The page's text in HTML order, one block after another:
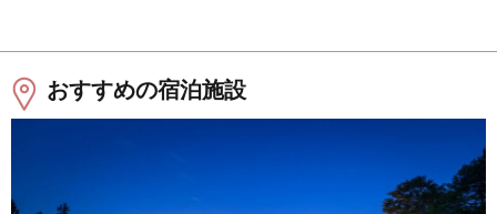
おすすめの宿泊施設